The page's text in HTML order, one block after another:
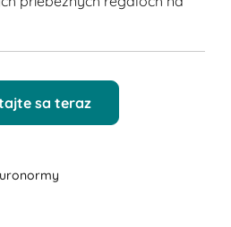
sa teraz